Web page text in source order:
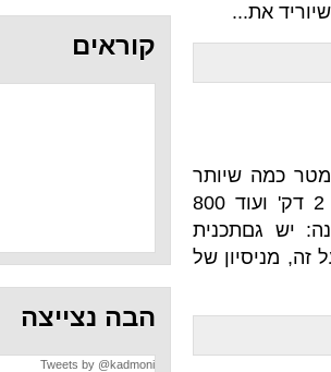
מטר כמה שיותר
מהר, נוח 2 דק' בול, רוץ עוד 800, נוח 2 דק' ועוד 800
של
קוראים
הבה נצייצה
Tweets by @kadmoni